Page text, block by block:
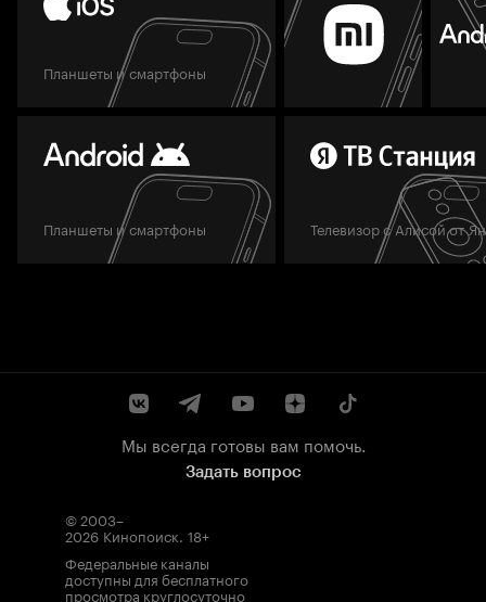
Планшеты и смартфоны
Планшеты и смартфоны Телевизор с Алисой от
Мы всегда готовы вам помочь.
Задать вопрос
© 2003–
2026 Кинопоиск. 18+
Федеральные каналы
доступны для бесплатного
просмотра круглосуточно